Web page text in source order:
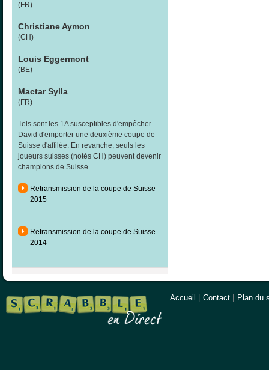
(FR)
Christiane Aymon
(CH)
Louis Eggermont
(BE)
Mactar Sylla
(FR)
Tels sont les 1A susceptibles d'empêcher
David d'emporter une deuxième coupe de
Suisse d'affilée. En revanche, seuls les
joueurs suisses (notés CH) peuvent devenir
champions de Suisse.
Retransmission de la coupe de Suisse
2015
Retransmission de la coupe de Suisse
2014
Accueil Contact Plan du